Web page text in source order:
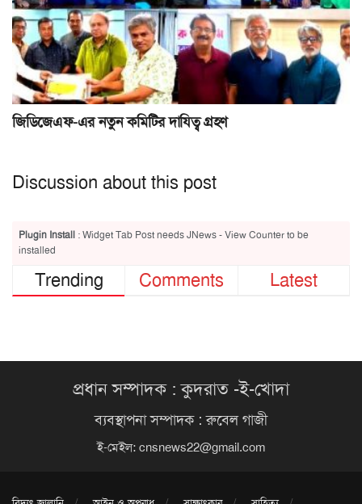
জিডিজেএফ-এর নতুন কমিটির দাযিত্ব গ্রহণ
Discussion about this post
Plugin Install : Widget Tab Post needs JNews - View Counter to be
installed
Trending Comments Latest
প্রধান সম্পাদক : কুদরাত -ই-খোদা
ব্যবস্থাপনা সম্পাদক : রুবেল গাজী
ই-মেইল: cnsnews22@gmail.com